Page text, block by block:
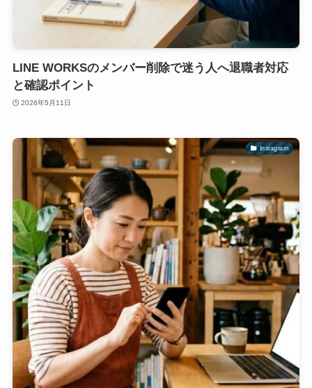
LINE WORKSのメンバー削除で迷う人へ退職者対応
と確認ポイント
2026年5月11日
Instagram